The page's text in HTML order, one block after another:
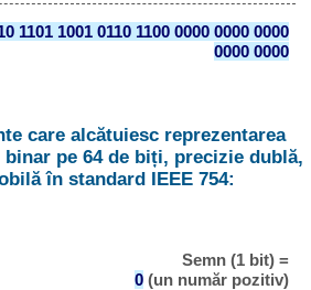
1101 1001 0110 1100 0000 0000 0000
0000 0000
care alcătuiesc reprezentarea
pe 64 de biți, precizie dublă,
în standard IEEE 754:
Semn (1 bit) =
0(un număr pozitiv)